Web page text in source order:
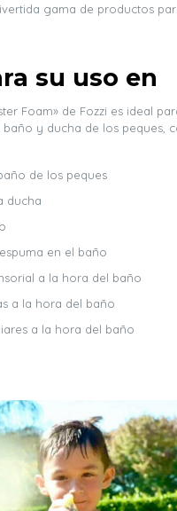
gama de productos
su uso en
Foam» de Fozzi es ideal
y ducha de los peques,
de los peques
ducha
en el baño
a la hora del baño
a la hora del baño
a la hora del baño